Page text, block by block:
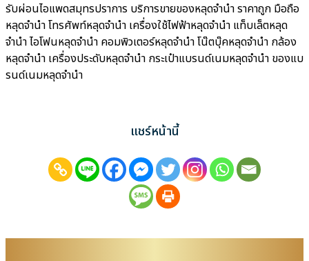
รับผ่อนไอแพดสมุทรปราการ บริการขายของหลุดจำนำ ราคาถูก มือถือ
หลุดจำนำ โทรศัพท์หลุดจำนำ เครื่องใช้ไฟฟ้าหลุดจำนำ แท็บเล็ตหลุด
จำนำ ไอโฟนหลุดจำนำ คอมพิวเตอร์หลุดจำนำ โน๊ตบุ๊คหลุดจำนำ กล้อง
หลุดจำนำ เครื่องประดับหลุดจำนำ กระเป๋าแบรนด์เนมหลุดจำนำ ของแบ
รนด์เนมหลุดจำนำ
แชร์หน้านี้